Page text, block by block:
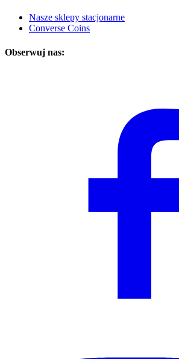
Nasze sklepy stacjonarne
Converse Coins
Obserwuj nas: